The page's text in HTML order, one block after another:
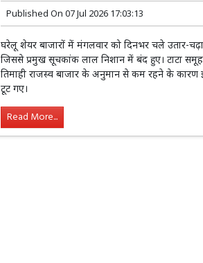
Published On 07 Jul 2026 17:03:13
घरेलू शेयर बाजारों में मंगलवार को दिनभर चले उतार-
जिससे प्रमुख सूचकांक लाल निशान में बंद हुए। टाटा
तिमाही राजस्व बाजार के अनुमान से कम रहने के
टूट गए।
Read More...